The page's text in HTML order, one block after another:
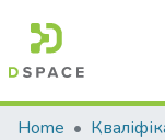
Communities &
Home